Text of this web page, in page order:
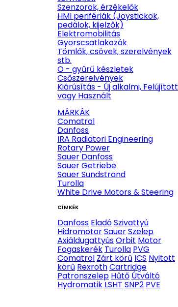
Szenzorok, érzékelők
HMI perifériák (Joystickok,
pedálok, kijelzők)
Elektromobilitás
Gyorscsatlakozók
Tömlők, csövek, szerelvények
stb.
O - gyűrű készletek
Csőszerelvények
Kiárúsítás - Új alkalmi, Felújított
vagy Használt
MÁRKÁK
Comatrol
Danfoss
IRA Radiatori Engineering
Rotary Power
Sauer Danfoss
Sauer Getriebe
Sauer Sundstrand
Turolla
White Drive Motors & Steering
CÍMKÉK
Danfoss EladóSzivattyú
HidromotorSauerSzelep
AxiáldugattyúsOrbit Motor
Fogaskerék Turolla PVG
Comatrol Zárt körű ICS Nyitott
körű RexrothCartridge
Patronszelep Hűtő Útváltó
Hydromatik LSHT SNP2 PVE